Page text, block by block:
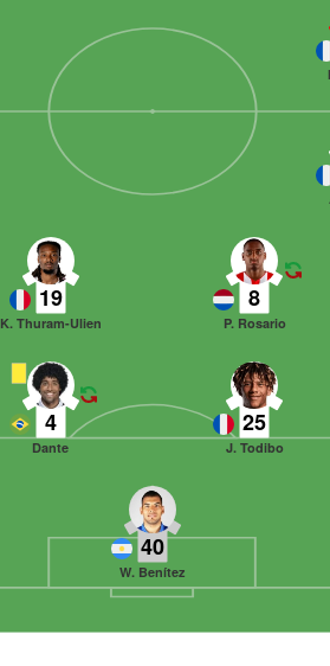
40
W. Benítez
4
Dante
25
J. Todibo
19
K. Thuram-Ulien
8
P. Rosario